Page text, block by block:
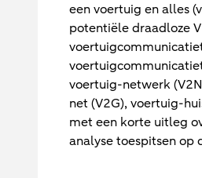
een voertuig en alles
potentiële draadloze
voertuig-netwerk
net (V2G), voertuig-
met een korte uitleg
analyse toespitsen